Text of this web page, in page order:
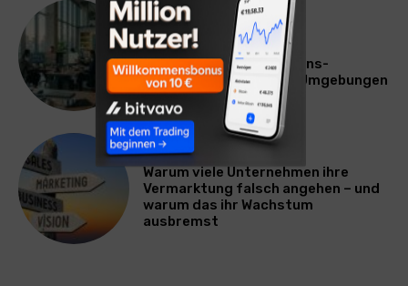
TECHNIK
SourcingBlox startet
CentaurNexus: Operations-
Plattform für Zscaler-Umgebungen
WERBUNG & MARKETING
Warum viele Unternehmen ihre
Vermarktung falsch angehen – und
warum das ihr Wachstum
ausbremst